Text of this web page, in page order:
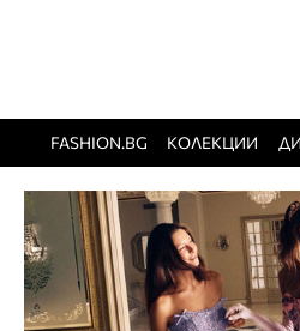
FASHION.BG КОЛЕКЦИИ